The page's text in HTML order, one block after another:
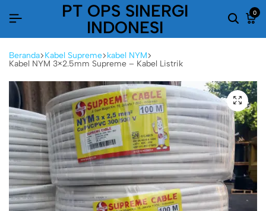
PT OPS SINERGI
INDONESI
0
Beranda Kabel Supreme kabel NYM
Kabel NYM 3×2.5mm Supreme – Kabel Listrik